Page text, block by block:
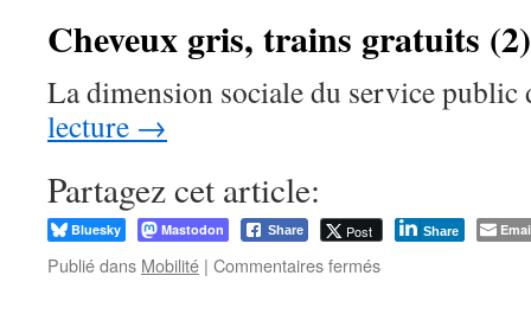
Vieux
Colère
l’inauguration
de
la
passerelle
inaccessible
Cheveux gris, trains gratuits (2)
La dimension sociale du service
lecture →
Partagez cet article:
Bluesky Mastodon Share Post Share
Publié dans Mobilité | Commentaires ferméssur